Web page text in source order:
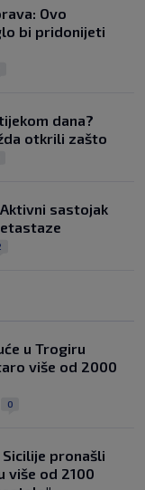
Ovo
bi pridonijeti
dana?
otkrili zašto
sastojak
u Trogiru
više od 2000
0
Sicilije pronašli
više od 2100